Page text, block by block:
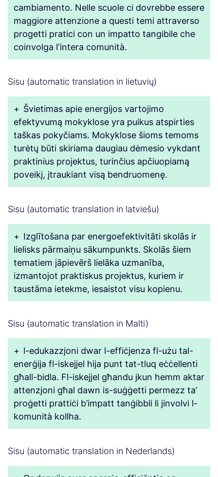
cambiamento. Nelle scuole ci dovrebbe essere
maggiore attenzione a questi temi attraverso
progetti pratici con un impatto tangibile che
coinvolga l'intera comunità.
Sisu (automatic translation in lietuvių)
+ Švietimas apie energijos vartojimo
efektyvumą mokyklose yra puikus atspirties
taškas pokyčiams. Mokyklose šioms temoms
turėtų būti skiriama daugiau dėmesio vykdant
praktinius projektus, turinčius apčiuopiamą
poveikį, įtraukiant visą bendruomenę.
Sisu (automatic translation in latviešu)
+ Izglītošana par energoefektivitāti skolās ir
lielisks pārmaiņu sākumpunkts. Skolās šiem
tematiem jāpievērš lielāka uzmanība,
izmantojot praktiskus projektus, kuriem ir
taustāma ietekme, iesaistot visu kopienu.
Sisu (automatic translation in Malti)
+ l-edukazzjoni dwar l-effiċjenza fl-użu tal-
enerġija fl-iskejjel hija punt tat-tluq eċċellenti
għall-bidla. Fl-iskejjel għandu jkun hemm aktar
attenzjoni għal dawn is-suġġetti permezz ta’
proġetti prattiċi b’impatt tanġibbli li jinvolvi l-
komunità kollha.
Sisu (automatic translation in Nederlands)